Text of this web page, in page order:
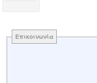
Επικοινωνία